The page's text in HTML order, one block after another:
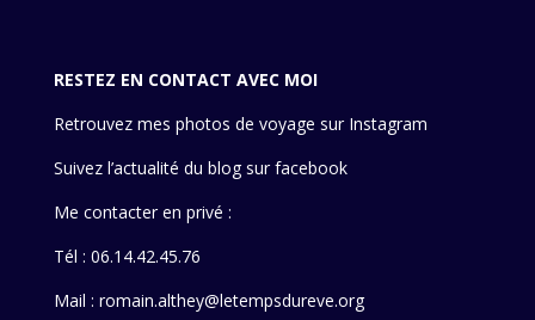
RESTEZ EN CONTACT AVEC MOI
Retrouvez mes photos de voyage sur Instagram
Suivez l’actualité du blog sur facebook
Me contacter en privé :
Tél : 06.14.42.45.76
Mail : romain.althey@letempsdureve.org